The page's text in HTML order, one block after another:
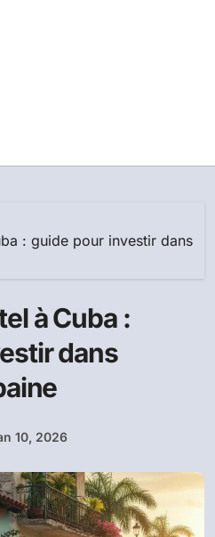
: guide pour investir dans
à Cuba :
dans
10, 2026